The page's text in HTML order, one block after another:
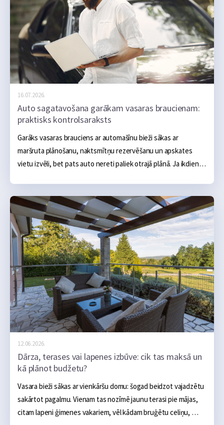
16.07.2026.
Auto sagatavošana garākam vasaras braucienam:
praktisks kontrolsaraksts
Garāks vasaras brauciens ar automašīnu bieži sākas ar
maršruta plānošanu, naktsmītņu rezervēšanu un apskates
vietu izvēli, bet pats auto nereti paliek otrajā plānā. Ja ikdienā
12.06.2026.
Dārza, terases vai lapenes izbūve: cik tas maksā un
kā plānot budžetu?
Vasara bieži sākas ar vienkāršu domu: šogad beidzot vajadzētu
sakārtot pagalmu. Vienam tas nozīmē jaunu terasi pie mājas,
citam lapeni ģimenes vakariem, vēl kādam bruģētu celiņu,